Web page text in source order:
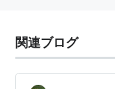
関連ブログ